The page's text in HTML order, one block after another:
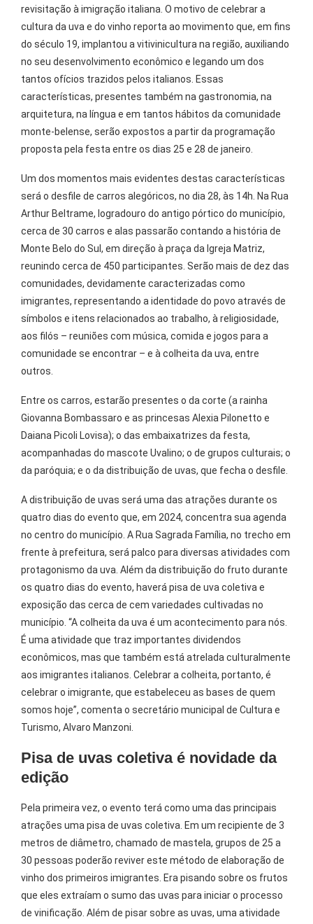
revisitação à imigração italiana. O motivo de celebrar a
cultura da uva e do vinho reporta ao movimento que, em fins
do século 19, implantou a vitivinicultura na região, auxiliando
no seu desenvolvimento econômico e legando um dos
tantos ofícios trazidos pelos italianos. Essas
características, presentes também na gastronomia, na
arquitetura, na língua e em tantos hábitos da comunidade
monte-belense, serão expostos a partir da programação
proposta pela festa entre os dias 25 e 28 de janeiro.
Um dos momentos mais evidentes destas características
será o desfile de carros alegóricos, no dia 28, às 14h. Na Rua
Arthur Beltrame, logradouro do antigo pórtico do município,
cerca de 30 carros e alas passarão contando a história de
Monte Belo do Sul, em direção à praça da Igreja Matriz,
reunindo cerca de 450 participantes. Serão mais de dez das
comunidades, devidamente caracterizadas como
imigrantes, representando a identidade do povo através de
símbolos e itens relacionados ao trabalho, à religiosidade,
aos filós – reuniões com música, comida e jogos para a
comunidade se encontrar – e à colheita da uva, entre
outros.
Entre os carros, estarão presentes o da corte (a rainha
Giovanna Bombassaro e as princesas Alexia Pilonetto e
Daiana Picoli Lovisa); o das embaixatrizes da festa,
acompanhadas do mascote Uvalino; o de grupos culturais; o
da paróquia; e o da distribuição de uvas, que fecha o desfile.
A distribuição de uvas será uma das atrações durante os
quatro dias do evento que, em 2024, concentra sua agenda
no centro do município. A Rua Sagrada Família, no trecho em
frente à prefeitura, será palco para diversas atividades com
protagonismo da uva. Além da distribuição do fruto durante
os quatro dias do evento, haverá pisa de uva coletiva e
exposição das cerca de cem variedades cultivadas no
município. “A colheita da uva é um acontecimento para nós.
É uma atividade que traz importantes dividendos
econômicos, mas que também está atrelada culturalmente
aos imigrantes italianos. Celebrar a colheita, portanto, é
celebrar o imigrante, que estabeleceu as bases de quem
somos hoje”, comenta o secretário municipal de Cultura e
Turismo, Alvaro Manzoni.
Pisa de uvas coletiva é novidade da
edição
Pela primeira vez, o evento terá como uma das principais
atrações uma pisa de uvas coletiva. Em um recipiente de 3
metros de diâmetro, chamado de mastela, grupos de 25 a
30 pessoas poderão reviver este método de elaboração de
vinho dos primeiros imigrantes. Era pisando sobre os frutos
que eles extraíam o sumo das uvas para iniciar o processo
de vinificação. Além de pisar sobre as uvas, uma atividade